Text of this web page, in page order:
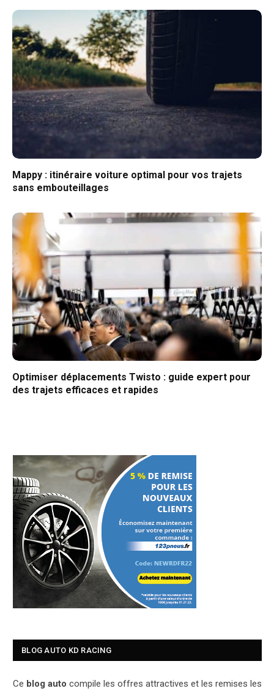
Mappy : itinéraire voiture optimal pour vos trajets
sans embouteillages
Optimiser déplacements Twisto : guide expert pour
des trajets efficaces et rapides
BLOG AUTO KD RACING
Ce blog auto compile les offres attractives et les remises les